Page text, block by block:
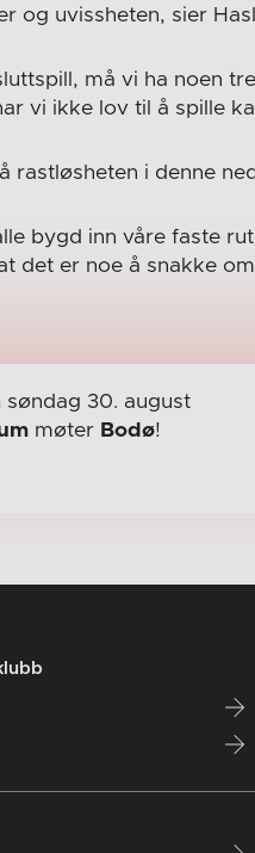
og uvissheten, sier
må vi ha noen
vi ikke lov til å spille
rastløsheten i denne
bygd inn våre faste
det er noe å snakke
søndag 30. august
møter Bodø!